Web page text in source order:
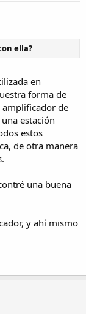
ella?
en
forma de
amplificador de
estación
estos
de otra manera
una buena
y ahí mismo